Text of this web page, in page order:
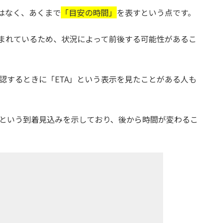
なく、あくまで 「目安の時間」 を表すという点です。
ているため、状況によって前後する可能性があるこ
るときに「ETA」という表示を見たことがある人も
いう到着見込みを示しており、後から時間が変わるこ